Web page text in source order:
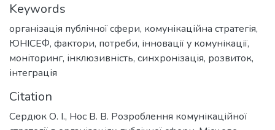
Keywords
організація публічної сфери, комунікаційна стратегія,
ЮНІСЕФ, фактори, потреби, інновації у комунікації,
моніторинг, інклюзивність, синхронізація, розвиток,
інтеграція
Citation
Сердюк О. І., Нос В. В. Розроблення комунікаційної